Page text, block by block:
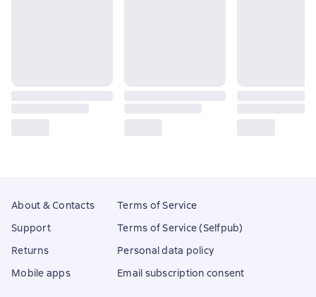
About & Contacts
Support
Returns
Mobile apps
Terms of Service
Terms of Service (Selfpub)
Personal data policy
Email subscription consent